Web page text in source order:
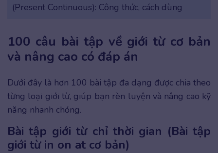
(Present Continuous): Công thức, cách dùng
100 câu bài tập về giới từ cơ bản
và nâng cao có đáp án
Dưới đây là hơn 100 bài tập đa dạng được chia theo
từng loại giới từ, giúp bạn rèn luyện và nâng cao kỹ
năng nhanh chóng.
Bài tập giới từ chỉ thời gian (Bài tập
giới từ in on at cơ bản)